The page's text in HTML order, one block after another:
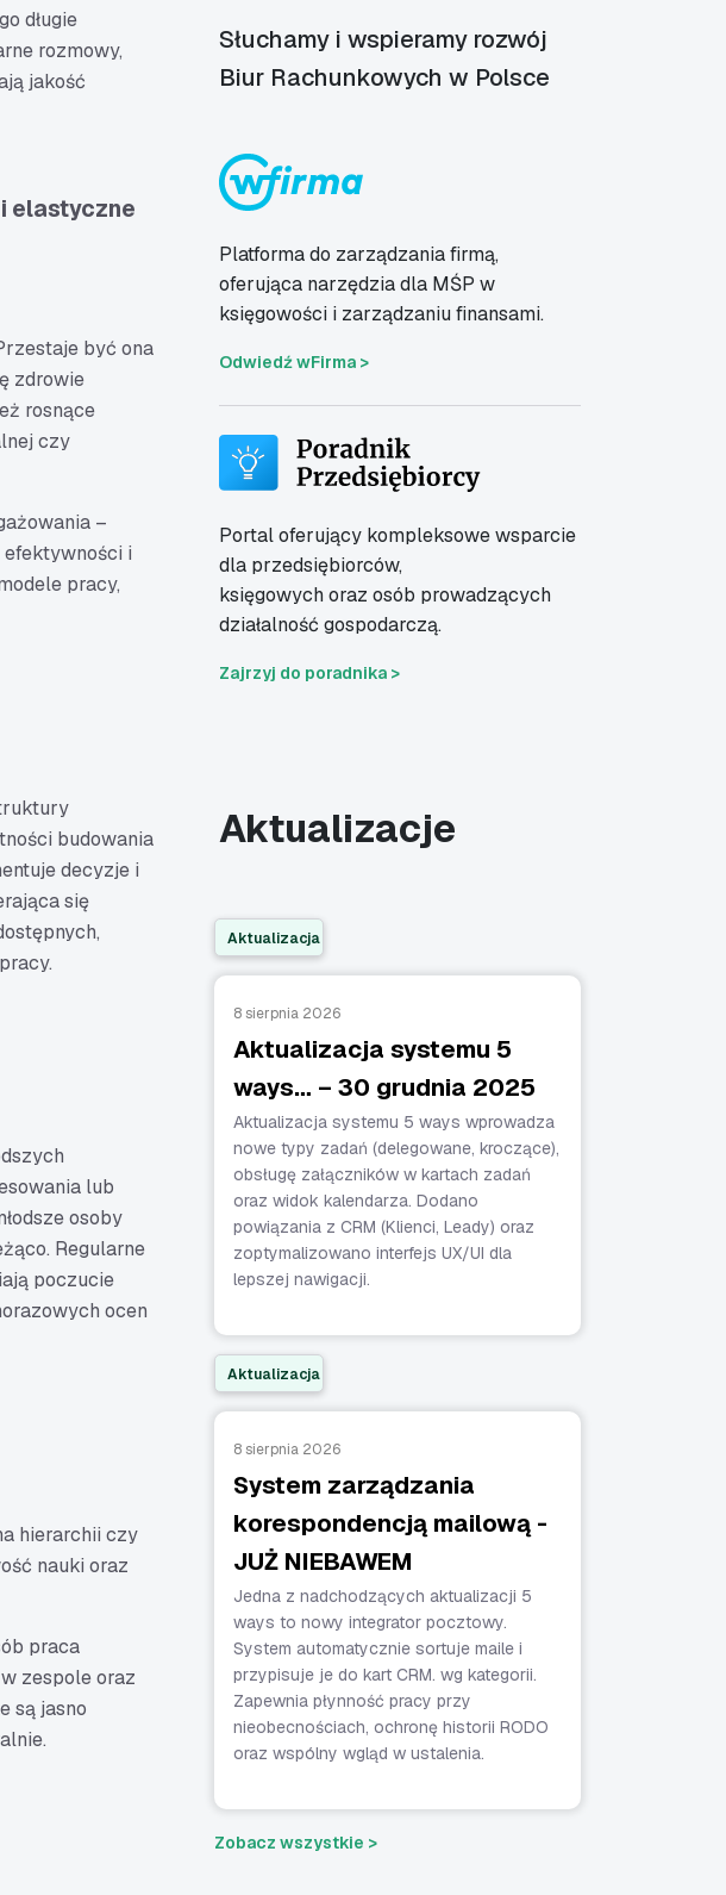
długie
rozmowy,
jakość
elastyczne
być ona
zdrowie
rosnące
czy
–
i
pracy,
budowania
decyzje i
się
lub
osoby
Regularne
poczucie
ocen
hierarchii czy
nauki oraz
praca
zespole oraz
są jasno
Słuchamy i wspieramy rozwój
Biur Rachunkowych w Polsce
Platforma do zarządzania firmą,
oferująca narzędzia dla MŚP w
księgowości i zarządzaniu finansami.
Odwiedź wFirma >
Portal oferujący kompleksowe wsparcie
dla przedsiębiorców,
księgowych oraz osób prowadzących
działalność gospodarczą.
Zajrzyj do poradnika >
Aktualizacje
Aktualizacja
8 sierpnia 2026
Aktualizacja systemu 5
ways… – 30 grudnia 2025
Aktualizacja systemu 5 ways wprowadza
nowe typy zadań (delegowane, kroczące),
obsługę załączników w kartach zadań
oraz widok kalendarza. Dodano
powiązania z CRM (Klienci, Leady) oraz
zoptymalizowano interfejs UX/UI dla
lepszej nawigacji.
Aktualizacja
8 sierpnia 2026
System zarządzania
korespondencją mailową -
JUŻ NIEBAWEM
Jedna z nadchodzących aktualizacji 5
ways to nowy integrator pocztowy.
System automatycznie sortuje maile i
przypisuje je do kart CRM. wg kategorii.
Zapewnia płynność pracy przy
nieobecnościach, ochronę historii RODO
oraz wspólny wgląd w ustalenia.
Zobacz wszystkie >